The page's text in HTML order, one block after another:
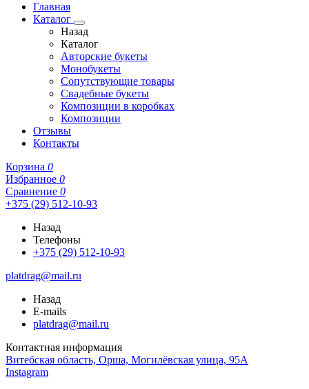
Главная
Каталог
Назад
Каталог
Авторские букеты
Монобукеты
Сопутствующие товары
Свадебные букеты
Композиции в коробках
Композиции
Отзывы
Контакты
Корзина 0
Избранное 0
Сравнение 0
+375 (29) 512-10-93
Назад
Телефоны
+375 (29) 512-10-93
platdrag@mail.ru
Назад
E-mails
platdrag@mail.ru
Контактная информация
Витебская область, Орша, Могилёвская улица, 95А
Instagram